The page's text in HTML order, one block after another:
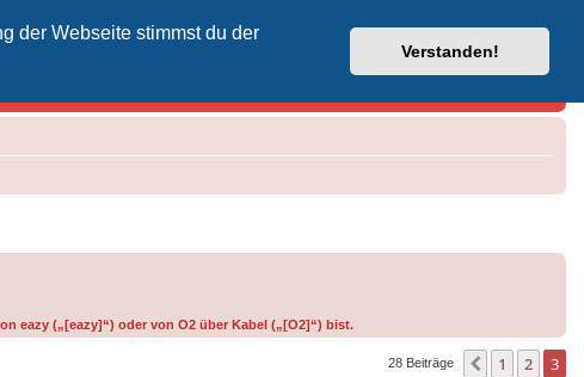
der Webseite stimmst du der
Verstanden!
Vodafone-Kabel-Helpdesk
eazy („[eazy]“) oder von O2 über Kabel („[O2]“) bist.
28 Beiträge Vorherige
1 2 3